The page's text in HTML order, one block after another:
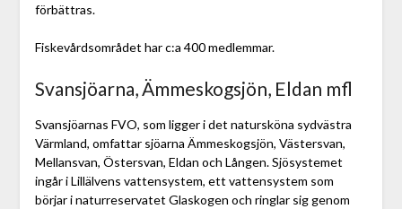
förbättras.
Fiskevårdsområdet har c:a 400 medlemmar.
Svansjöarna, Ämmeskogsjön, Eldan mfl
Svansjöarnas FVO, som ligger i det natursköna sydvästra
Värmland, omfattar sjöarna Ämmeskogsjön, Västersvan,
Mellansvan, Östersvan, Eldan och Lången. Sjösystemet
ingår i Lillälvens vattensystem, ett vattensystem som
börjar i naturreservatet Glaskogen och ringlar sig genom